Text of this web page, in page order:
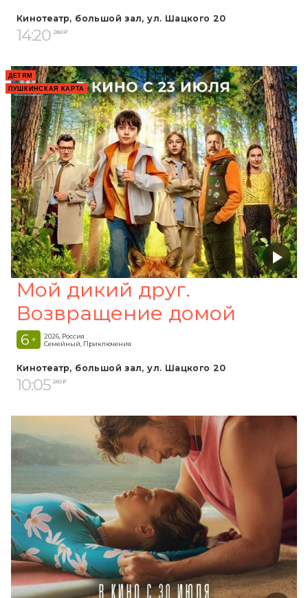
Кинотеатр, большой зал, ул. Шацкого 20
14:20 280 ₽
ДЕТЯМ
ПУШКИНСКАЯ КАРТА
Мой дикий друг.
Возвращение домой
6 +
2026, Россия
Семейный, Приключения
Кинотеатр, большой зал, ул. Шацкого 20
10:05 260 ₽